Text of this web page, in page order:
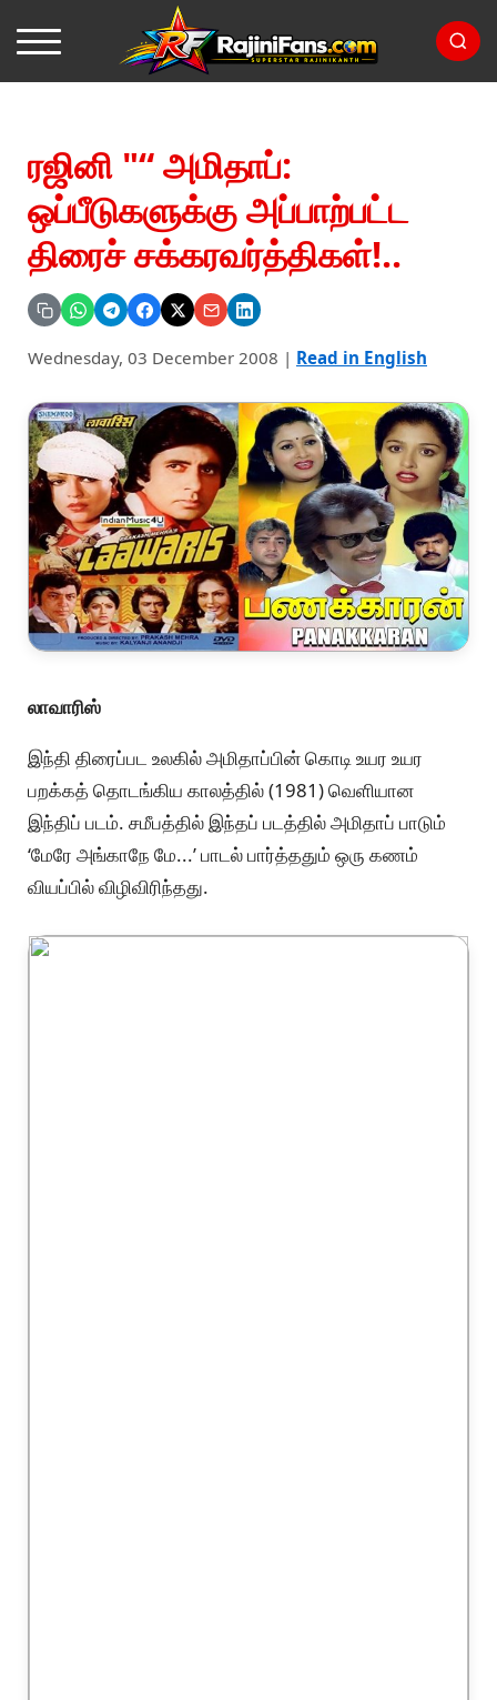
ரஜினி "“ அமிதாப்:
ஒப்பீடுகளுக்கு அப்பாற்பட்ட
திரைச் சக்கரவர்த்திகள்!..
Wednesday, 03 December 2008 | Read in English
லாவாரிஸ்
இந்தி திரைப்பட உலகில் அமிதாப்பின் கொடி உயர உயர
பறக்கத் தொடங்கிய காலத்தில் (1981) வெளியான
இந்திப் படம். சமீபத்தில் இந்தப் படத்தில் அமிதாப் பாடும்
‘மேரே அங்காநே மே...’ பாடல் பார்த்ததும் ஒரு கணம்
வியப்பில் விழிவிரிந்தது.